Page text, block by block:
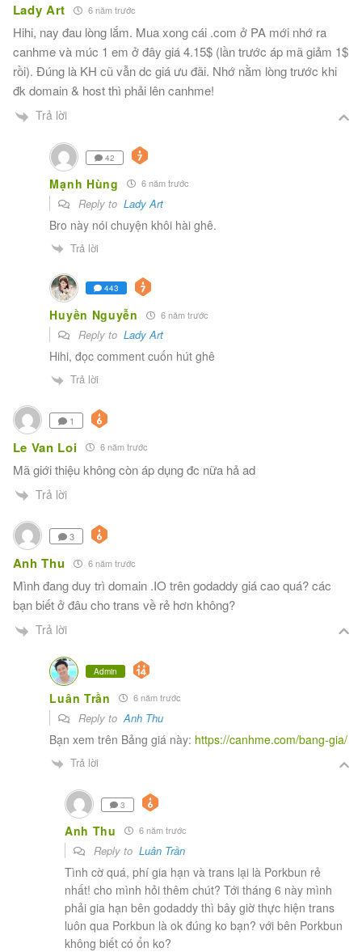
Lady Art 6 năm trước
Hihi, nay đau lòng lắm. Mua xong cái .com ở PA mới nhớ ra
canhme và múc 1 em ở đây giá 4.15$ (lần trước áp mã giảm 1$
rồi). Đúng là KH cũ vẫn dc giá ưu đãi. Nhớ nằm lòng trước khi
đk domain & host thì phải lên canhme!
Trả lời
42
Mạnh Hùng 6 năm trước
Reply toLady Art
Bro này nói chuyện khôi hài ghê.
Trả lời
443
Huyền Nguyễn 6 năm trước
Reply toLady Art
Hihi, đọc comment cuốn hút ghê
Trả lời
1
Le Van Loi 6 năm trước
Mã giới thiệu không còn áp dụng đc nữa hả ad
Trả lời
3
Anh Thu 6 năm trước
Mình đang duy trì domain .IO trên godaddy giá cao quá? các
bạn biết ở đâu cho trans về rẻ hơn không?
Trả lời
Admin
Luân Trần 6 năm trước
Reply toAnh Thu
Bạn xem trên Bảng giá này: https://canhme.com/bang-gia/
Trả lời
3
Anh Thu 6 năm trước
Reply to Luân Trần
Tình cờ quá, phí gia hạn và trans lại là Porkbun rẻ
nhất! cho mình hỏi thêm chút? Tới tháng 6 này mình
phải gia hạn bên godaddy thì bây giờ thực hiện trans
luôn qua Porkbun là ok đúng ko bạn? với bên Porkbun
không biết có ổn ko?